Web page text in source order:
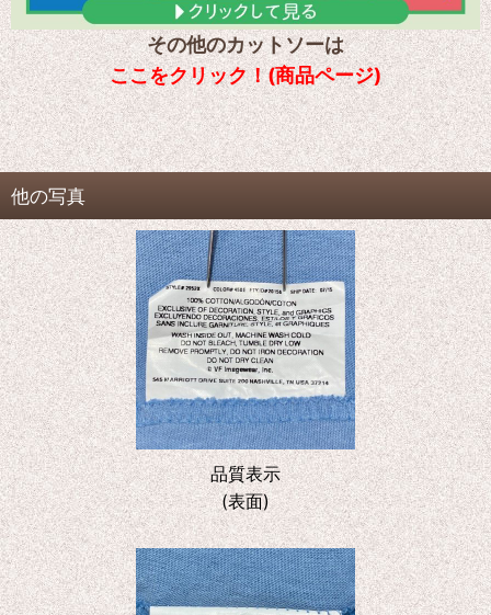
その他のカットソーは
ここをクリック！(商品ページ)
他の写真
品質表示
(表面)